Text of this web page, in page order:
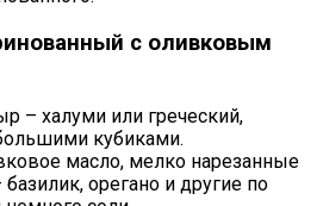
с оливковым
– халуми или греческий,
кубиками.
масло, мелко нарезанные
орегано и другие по